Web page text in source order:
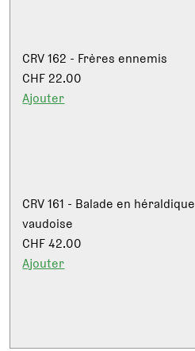
CRV 162 - Frères ennemis
CHF 22.00
Ajouter
CRV 161 - Balade en héraldique
vaudoise
CHF 42.00
Ajouter